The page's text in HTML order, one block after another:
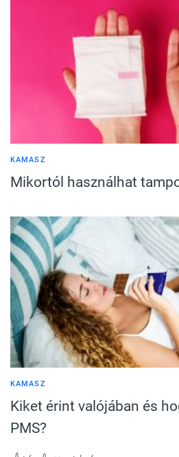
KAMASZ
Mikortól használhat
KAMASZ
Kiket érint valójában és
PMS?